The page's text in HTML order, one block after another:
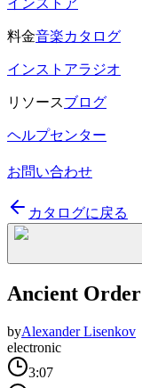
インストア
料金音楽カタログ
インストアラジオ
リソースブログ
ヘルプセンター
お問い合わせ
カタログに戻る
Ancient Order
byAlexander Lisenkov
electronic
3:07